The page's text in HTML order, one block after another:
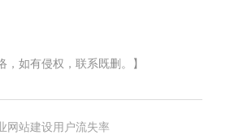
，如有侵权，联系既删。】
网站建设用户流失率